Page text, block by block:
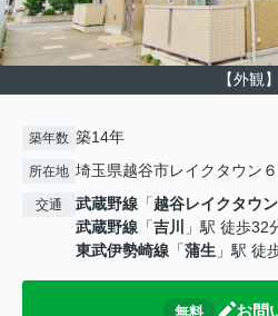
【外観】
築年数 築14年
所在地 埼玉県越谷市レイクタウン
交通 武蔵野線 「越谷レイクタウン
武蔵野線 「吉川
」駅 徒歩32
東武伊勢崎線 「蒲生 」駅 徒
無料 お問